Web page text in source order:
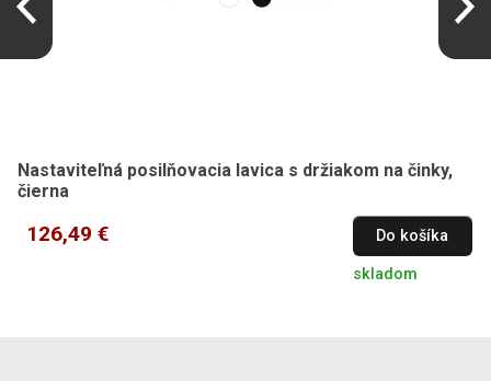
Nastaviteľná posilňovacia lavica s držiakom na činky,
čierna
126,49 € Do košíka
skladom